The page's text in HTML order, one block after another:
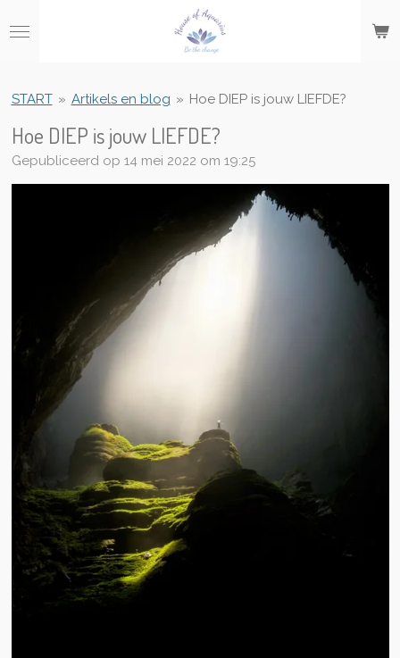
direct
hoofdinhoud
START » Artikels en blog » Hoe DIEP is jouw LIEFDE?
Hoe DIEP is jouw LIEFDE?
Gepubliceerd op 14 mei 2022 om 19:25